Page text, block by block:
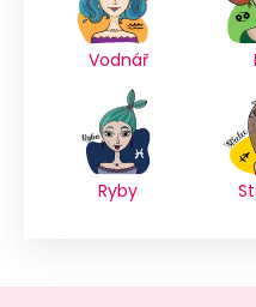
Vodnář
Ryby